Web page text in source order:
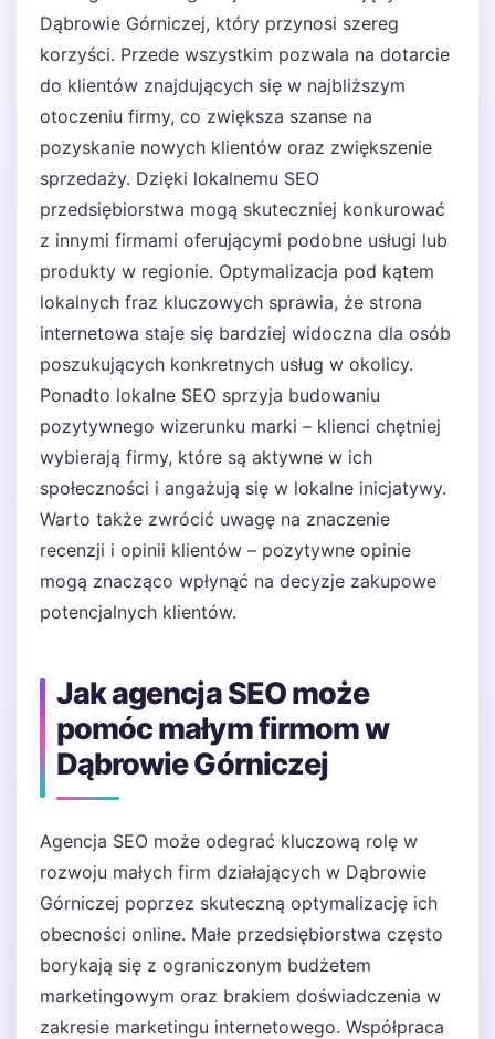
Dąbrowie Górniczej, który przynosi szereg
korzyści. Przede wszystkim pozwala na dotarcie
do klientów znajdujących się w najbliższym
otoczeniu firmy, co zwiększa szanse na
pozyskanie nowych klientów oraz zwiększenie
sprzedaży. Dzięki lokalnemu SEO
przedsiębiorstwa mogą skuteczniej konkurować
z innymi firmami oferującymi podobne usługi lub
produkty w regionie. Optymalizacja pod kątem
lokalnych fraz kluczowych sprawia, że strona
internetowa staje się bardziej widoczna dla osób
poszukujących konkretnych usług w okolicy.
Ponadto lokalne SEO sprzyja budowaniu
pozytywnego wizerunku marki – klienci chętniej
wybierają firmy, które są aktywne w ich
społeczności i angażują się w lokalne inicjatywy.
Warto także zwrócić uwagę na znaczenie
recenzji i opinii klientów – pozytywne opinie
mogą znacząco wpłynąć na decyzje zakupowe
potencjalnych klientów.
Jak agencja SEO może
pomóc małym firmom w
Dąbrowie Górniczej
Agencja SEO może odegrać kluczową rolę w
rozwoju małych firm działających w Dąbrowie
Górniczej poprzez skuteczną optymalizację ich
obecności online. Małe przedsiębiorstwa często
borykają się z ograniczonym budżetem
marketingowym oraz brakiem doświadczenia w
zakresie marketingu internetowego. Współpraca